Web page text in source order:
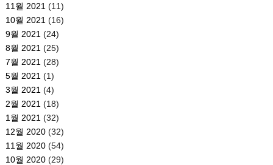
11월 2021 (11)
10월 2021 (16)
9월 2021 (24)
8월 2021 (25)
7월 2021 (28)
5월 2021 (1)
3월 2021 (4)
2월 2021 (18)
1월 2021 (32)
12월 2020(32)
11월 2020(54)
10월 2020(29)